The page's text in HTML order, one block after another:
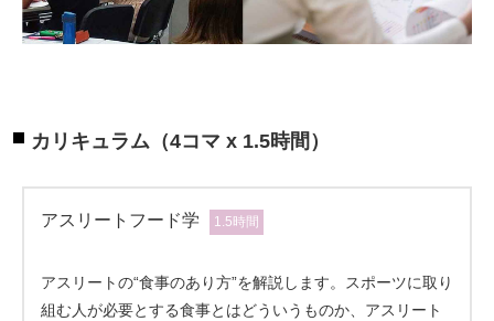
カリキュラム（4コマ x 1.5時間）
アスリートフード学 1.5時間
アスリートの“食事のあり方”を解説します。スポーツに取り
組む人が必要とする食事とはどういうものか、アスリート